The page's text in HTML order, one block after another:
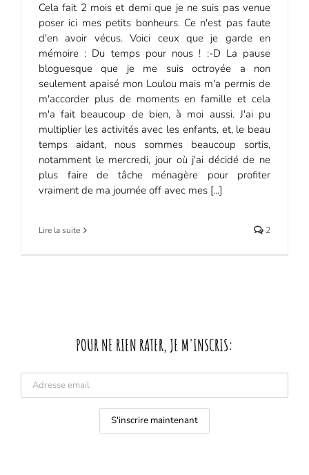
Cela fait 2 mois et demi que je ne suis pas venue
poser ici mes petits bonheurs. Ce n'est pas faute
d'en avoir vécus. Voici ceux que je garde en
mémoire : Du temps pour nous ! :-D La pause
bloguesque que je me suis octroyée a non
seulement apaisé mon Loulou mais m'a permis de
m'accorder plus de moments en famille et cela
m'a fait beaucoup de bien, à moi aussi. J'ai pu
multiplier les activités avec les enfants, et, le beau
temps aidant, nous sommes beaucoup sortis,
notamment le mercredi, jour où j'ai décidé de ne
plus faire de tâche ménagère pour profiter
vraiment de ma journée off avec mes [...]
Lire la suite 2
POUR NE RIEN RATER, JE M'INSCRIS: